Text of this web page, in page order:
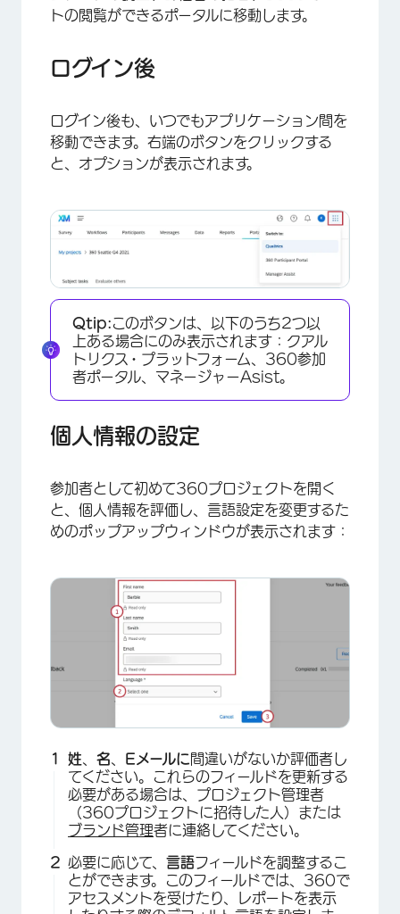
トの閲覧ができるポータルに移動します。
ログイン後
ログイン後も、いつでもアプリケーション間を
移動できます。右端のボタンをクリックする
と、オプションが表示されます。
Qtip:このボタンは、以下のうち2つ以
上ある場合にのみ表示されます：クアル
トリクス・プラットフォーム、360参加
者ポータル、マネージャーAsist。
個人情報の設定
参加者として初めて360プロジェクトを開く
と、個人情報を評価し、言語設定を変更するた
めのポップアップウィンドウが表示されます：
姓 名 Eメールに 間違いがないか評価者し
てください。これらのフィールドを更新する
必要がある場合は、プロジェクト管理者
（360プロジェクトに招待した人）または
ブランド管理者に連絡してください。
必要に応じて、 言語フィールドを調整するこ
とができます。このフィールドでは、360で
アセスメントを受けたり、レポートを表示